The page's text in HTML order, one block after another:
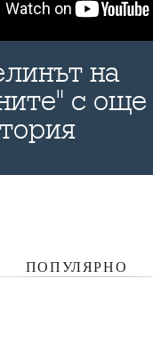
на
с
ПОПУЛЯРНО